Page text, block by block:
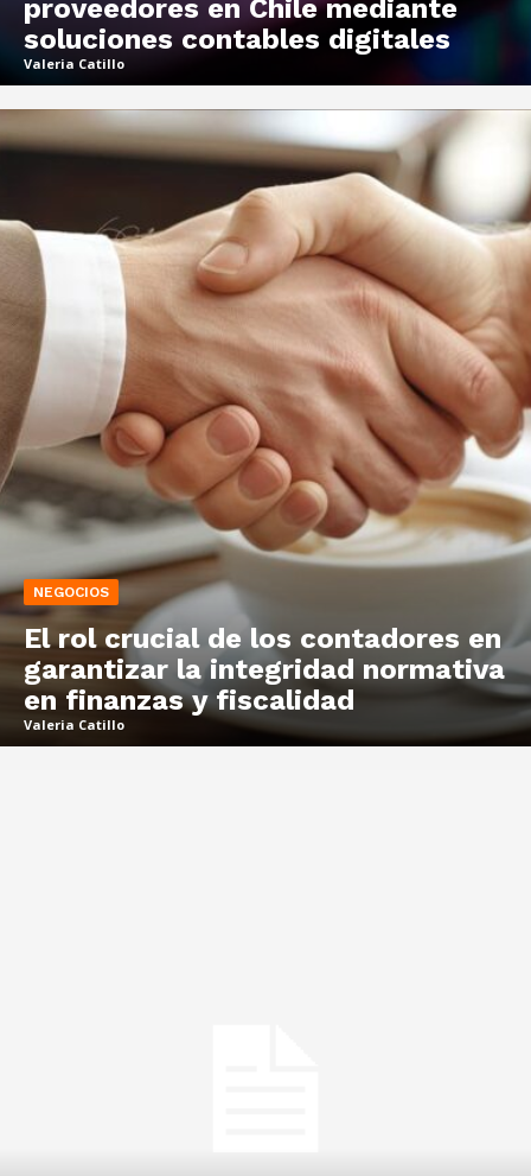
proveedores en Chile mediante
soluciones contables digitales
Valeria Catillo
NEGOCIOS
El rol crucial de los contadores en
garantizar la integridad normativa
en finanzas y fiscalidad
Valeria Catillo